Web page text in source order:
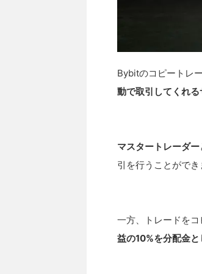
Bybitのコピートレー
動で取引 してくれ
マスタートレーダー
引を行うことができ
一方、トレードを
益の10%を分配金